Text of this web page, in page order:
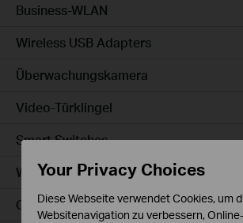
Business-WLAN
Wireless USB Adapters
Überwachungskamera
Video-Türklingel
Smart Switches
WLAN-Steckdosen
Glühbirne & LED-Streifen
Your Privacy Choices
Diese Webseite verwendet Cookies, um
Websitenavigation zu verbessern,